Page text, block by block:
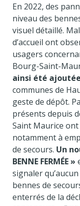
En 2022, des
niveau des
visuel détaillé.
d’accueil ont
usagers
Bourg-Saint-
ainsi été
communes de
geste de dépôt.
présents depuis
Saint Maurice
notamment à
de secours. Un
BENNE FERMÉE »
signaler
bennes de
enterrés de la